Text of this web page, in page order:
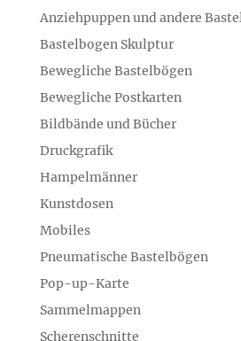
Anziehpuppen und andere
Bastelbogen Skulptur
Bewegliche Bastelbögen
Bewegliche Postkarten
Bildbände und Bücher
Druckgrafik
Hampelmänner
Kunstdosen
Mobiles
Pneumatische Bastelbögen
Pop-up-Karte
Sammelmappen
Scherenschnitte